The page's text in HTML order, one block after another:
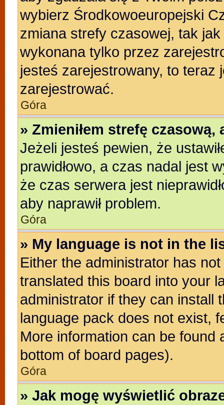
wybierz Środkowoeuropejski
zmiana strefy czasowej, tak
wykonana tylko przez
jesteś zarejestrowany, to teraz
zarejestrować.
Góra
» Zmieniłem strefę
Jeżeli jesteś pewien, że
prawidłowo, a czas nadal jest
że czas serwera jest
aby naprawił problem.
Góra
» My language is not in the
Either the administrator has
translated this board into your
administrator if they can install
language pack does not exist,
More information can be found
bottom of board pages).
Góra
» Jak mogę wyświetlić